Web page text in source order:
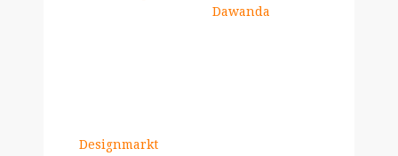
Dawanda
Designmarkt